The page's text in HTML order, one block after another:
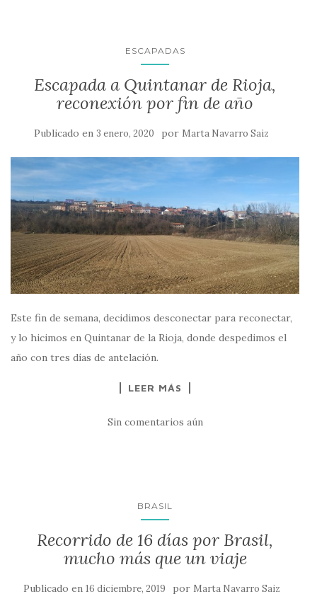
ESCAPADAS
Escapada a Quintanar de Rioja,
reconexión por fin de año
Publicado en 3 enero, 2020 por Marta Navarro Saiz
Este fin de semana, decidimos desconectar para reconectar,
y lo hicimos en Quintanar de la Rioja, donde despedimos el
año con tres días de antelación.
LEER MÁS
Sin comentarios aún
BRASIL
Recorrido de 16 días por Brasil,
mucho más que un viaje
Publicado en 16 diciembre, 2019 por Marta Navarro Saiz